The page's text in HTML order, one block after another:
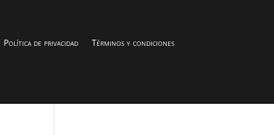
Política de privacidad Términos y condiciones